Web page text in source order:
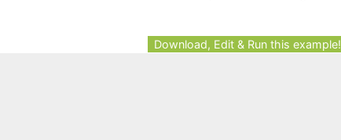
Download, Edit & Run this example!